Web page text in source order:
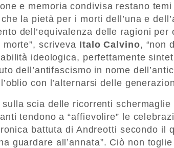
e memoria condivisa restano
la pietà per i morti dell’una e
dell’equivalenza delle ragioni per
scriveva Italo Calvino, “non
ideologica, perfettamente
dell’antifascismo in nome
con l’alternarsi delle
sulla scia delle ricorrenti
tendono a “affievolire” le
battuta di Andreotti secondo il
guardare all’annata”. Ciò non